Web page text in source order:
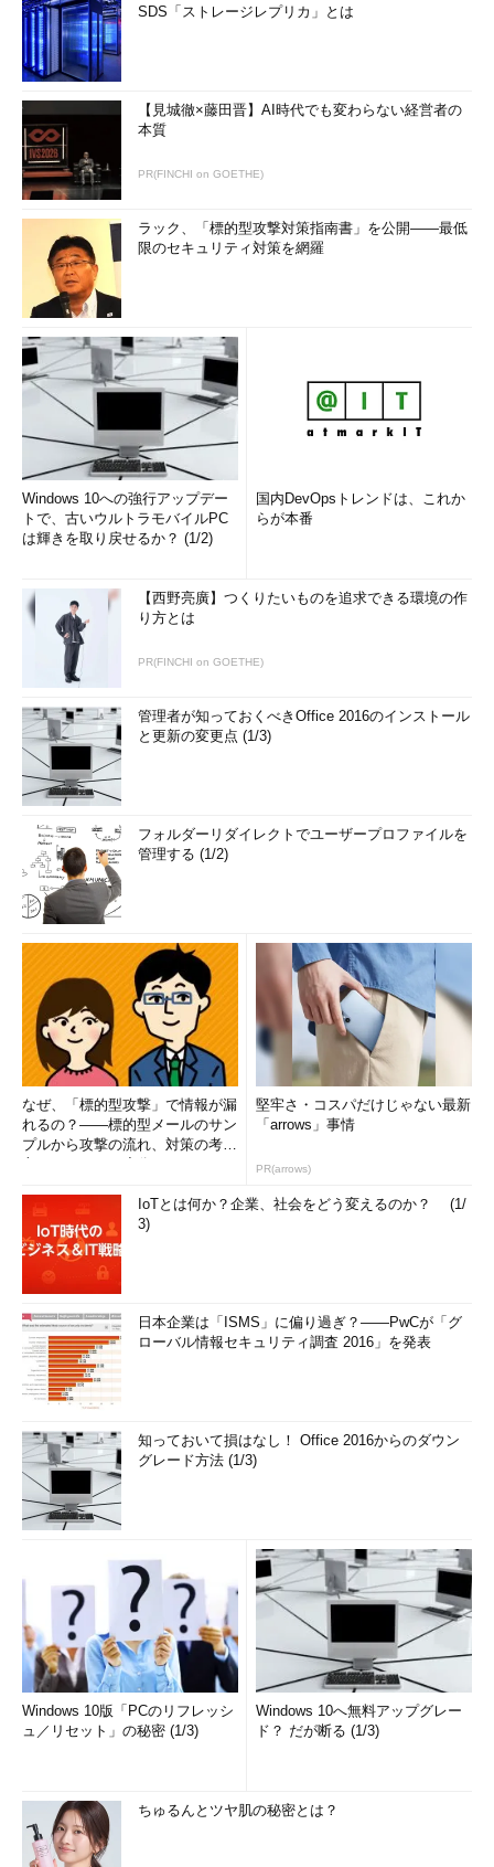
SDS「ストレージレプリカ」とは
【見城徹×藤田晋】AI時代でも変わらない経営者の
本質
PR(FINCHI on GOETHE)
ラック、「標的型攻撃対策指南書」を公開――最低
限のセキュリティ対策を網羅
Windows 10への強行アップデー
トで、古いウルトラモバイルPC
は輝きを取り戻せるか？ (1/2)
国内DevOpsトレンドは、これか
らが本番
【西野亮廣】つくりたいものを追求できる環境の作
り方とは
PR(FINCHI on GOETHE)
管理者が知っておくべきOffice 2016のインストール
と更新の変更点 (1/3)
フォルダーリダイレクトでユーザープロファイルを
管理する (1/2)
なぜ、「標的型攻撃」で情報が漏
れるの？――標的型メールのサン
プルから攻撃の流れ、対策の考え
堅牢さ・コスパだけじゃない最新
「arrows」事情
PR(arrows)
IoTとは何か？企業、社会をどう変えるのか？ (1/
3)
日本企業は「ISMS」に偏り過ぎ？――PwCが「グ
ローバル情報セキュリティ調査 2016」を発表
知っておいて損はなし！ Office 2016からのダウン
グレード方法 (1/3)
Windows 10版「PCのリフレッシ
ュ／リセット」の秘密 (1/3)
Windows 10へ無料アップグレー
ド？ だが断る (1/3)
ちゅるんとツヤ肌の秘密とは？